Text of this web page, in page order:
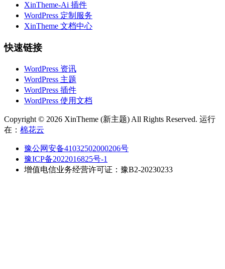
XinTheme-Ai 插件
WordPress 定制服务
XinTheme 文档中心
快速链接
WordPress 资讯
WordPress 主题
WordPress 插件
WordPress 使用文档
Copyright © 2026 XinTheme (新主题) All Rights Reserved. 运行
在： 棉花云
豫公网安备41032502000206号
豫ICP备2022016825号-1
增值电信业务经营许可证：豫B2-20230233